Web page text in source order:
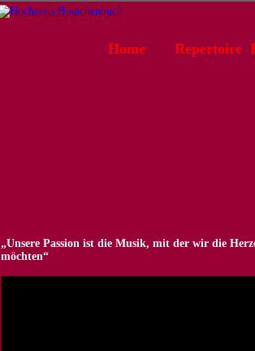
Home Repertoire
„Unsere Passion ist die Musik, mit der wir die
möchten“